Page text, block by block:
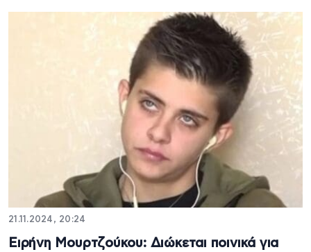
21.11.2024, 20:24
Ειρήνη Μουρτζούκου: Διώκεται ποινικά για